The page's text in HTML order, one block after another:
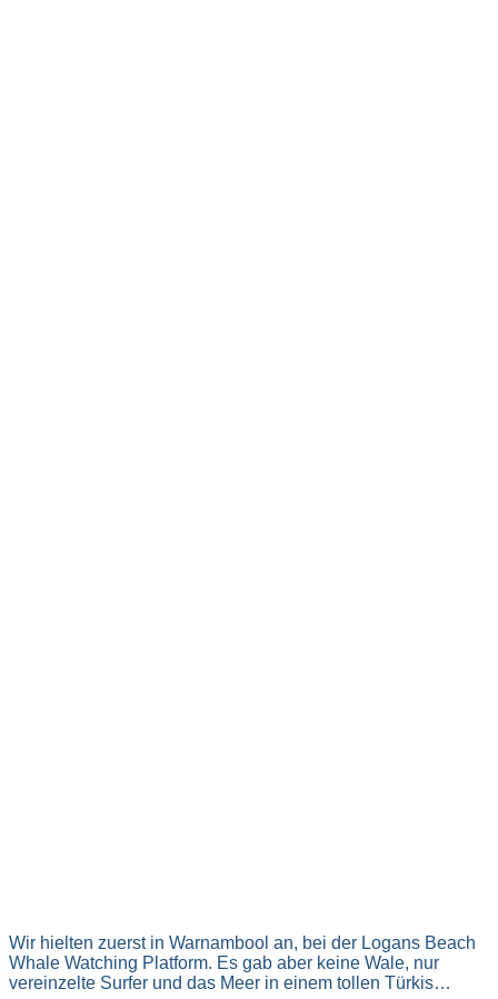
Wir hielten zuerst in Warnambool an, bei der Logans Beach
Whale Watching Platform. Es gab aber keine Wale, nur
vereinzelte Surfer und das Meer in einem tollen Türkis…